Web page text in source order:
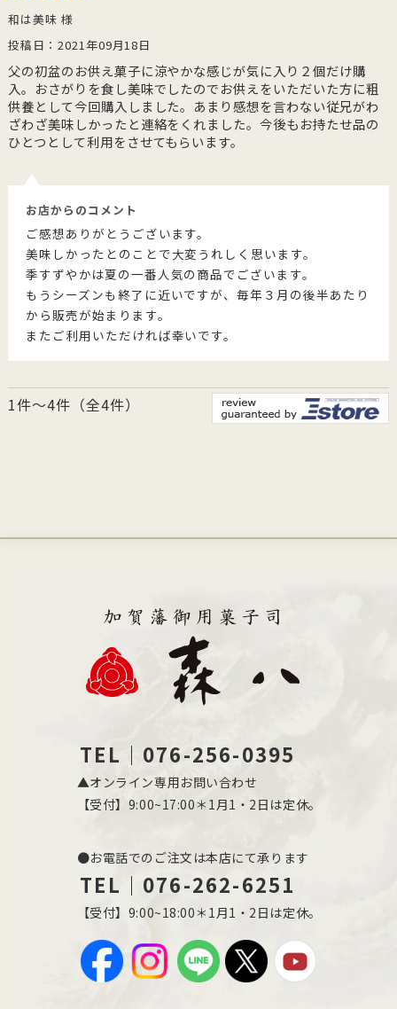
和は美味 様
投稿日：2021年09月18日
父の初盆のお供え菓子に涼やかな感じが気に入り２個だけ購
入。おさがりを食し美味でしたのでお供えをいただいた方に粗
供養として今回購入しました。あまり感想を言わない従兄がわ
ざわざ美味しかったと連絡をくれました。今後もお持たせ品の
ひとつとして利用をさせてもらいます。
お店からのコメント
ご感想ありがとうございます。
美味しかったとのことで大変うれしく思います。
季すずやかは夏の一番人気の商品でございます。
もうシーズンも終了に近いですが、毎年３月の後半あたり
から販売が始まります。
またご利用いただければ幸いです。
1件～4件（全4件）
TEL｜076-256-0395
▲オンライン専用お問い合わせ
【受付】9:00~17:00＊1月1・2日は定休。
●お電話でのご注文は本店にて承ります
TEL｜076-262-6251
【受付】9:00~18:00＊1月1・2日は定休。